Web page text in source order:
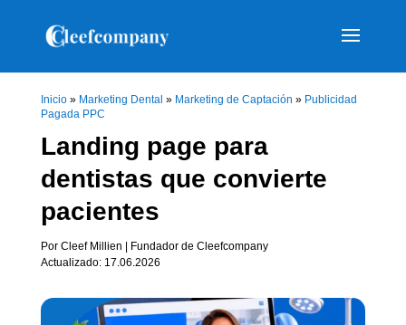
Inicio» Marketing Dental » Marketing de Captación » Publicidad
Pagada PPC
Landing page para
dentistas que convierte
pacientes
Por Cleef Millien | Fundador de Cleefcompany
Actualizado: 17.06.2026